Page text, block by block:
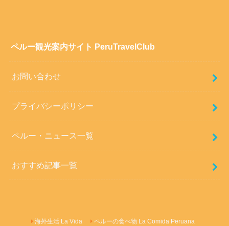
ペルー観光案内サイト PeruTravelClub
お問い合わせ
プライバシーポリシー
ペルー・ニュース一覧
おすすめ記事一覧
海外生活 La Vida ペルーの食べ物 La Comida Peruana